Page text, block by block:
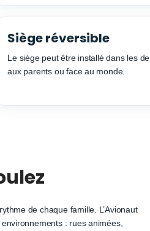
Siège réversible
Le siège peut être installé dans les
aux parents ou face au monde.
de chaque famille. L’Avionaut
: rues animées,